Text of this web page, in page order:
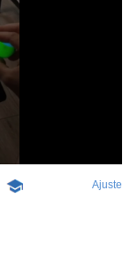
-
Ajuste